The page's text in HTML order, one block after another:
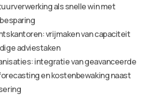
als snelle win met
vrijmaken van capaciteit
adviestaken
integratie van geavanceerde
en kostenbewaking naast